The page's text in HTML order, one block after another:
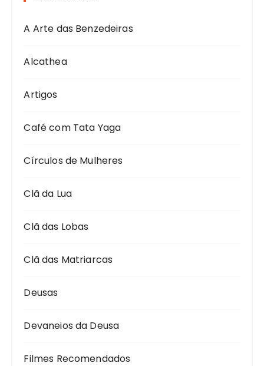
A Arte das Benzedeiras
Alcathea
Artigos
Café com Tata Yaga
Círculos de Mulheres
Clã da Lua
Clã das Lobas
Clã das Matriarcas
Deusas
Devaneios da Deusa
Filmes Recomendados